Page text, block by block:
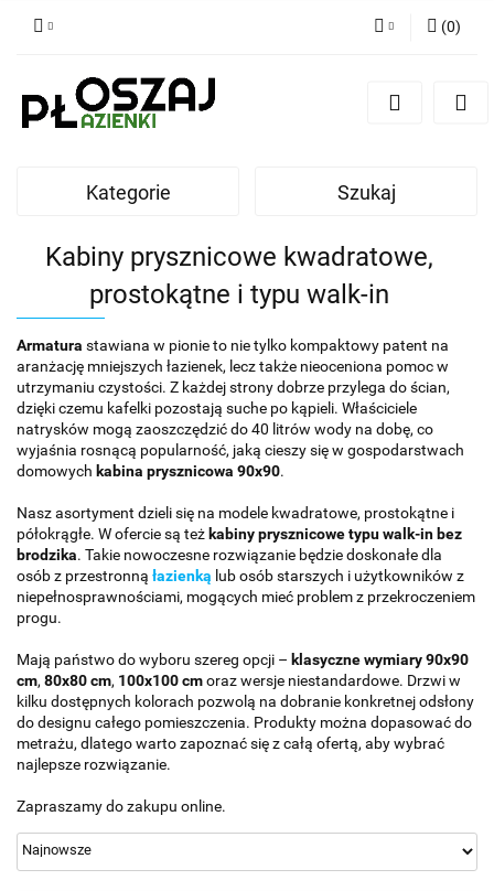
Zgody cookies
(0)
Kategorie Szukaj
Kabiny prysznicowe kwadratowe,
prostokątne i typu walk-in
Armatura stawiana w pionie to nie tylko kompaktowy patent na
aranżację mniejszych łazienek, lecz także nieoceniona pomoc w
utrzymaniu czystości. Z każdej strony dobrze przylega do ścian,
dzięki czemu kafelki pozostają suche po kąpieli. Właściciele
natrysków mogą zaoszczędzić do 40 litrów wody na dobę, co
wyjaśnia rosnącą popularność, jaką cieszy się w gospodarstwach
domowych kabina prysznicowa 90x90.
Nasz asortyment dzieli się na modele kwadratowe, prostokątne i
półokrągłe. W ofercie są teżkabiny prysznicowe typu walk-in bez
brodzika. Takie nowoczesne rozwiązanie będzie doskonałe dla
osób z przestronną łazienką lub osób starszych i użytkowników z
niepełnosprawnościami, mogących mieć problem z przekroczeniem
progu.
Mają państwo do wyboru szereg opcji – klasyczne wymiary 90x90
cm, 80x80 cm, 100x100 cmoraz wersje niestandardowe. Drzwi w
kilku dostępnych kolorach pozwolą na dobranie konkretnej odsłony
do designu całego pomieszczenia. Produkty można dopasować do
metrażu, dlatego warto zapoznać się z całą ofertą, aby wybrać
najlepsze rozwiązanie.
Zapraszamy do zakupu online.